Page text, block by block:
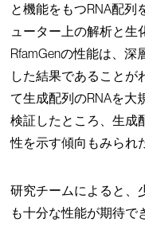
と機能をもつRNA配列
ューター上の解析と生
RfamGenの性能は、
した結果であることが
て生成配列のRNAを大
検証したところ、生成
性を示す傾向もみられ
研究チームによると、
も十分な性能が期待で